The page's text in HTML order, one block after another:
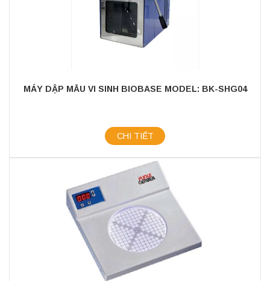
MÁY DẬP MẪU VI SINH BIOBASE MODEL: BK-SHG04
CHI TIẾT